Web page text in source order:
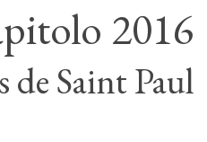
2016
de Saint Paul